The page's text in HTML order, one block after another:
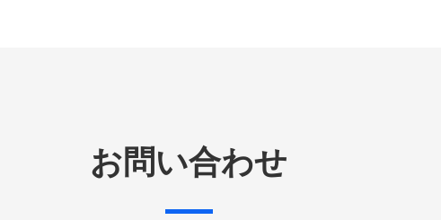
お問い合わせ